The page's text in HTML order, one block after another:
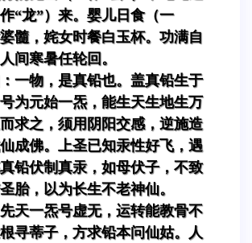
“龙”）来。婴儿日食（一
髓，姹女时餐白玉杯。功满自
间寒暑任轮回。
一物，是真铅也。盖真铅生于
为元始一炁，能生天生地生万
求之，须用阴阳交感，逆施造
成佛。上圣已知汞性好飞，遇
铅伏制真汞，如母伏子，不致
胎，以为长生不老神仙。
天一炁号虚无，运转能教骨不
寻蒂子，方求铅本问仙姑。人